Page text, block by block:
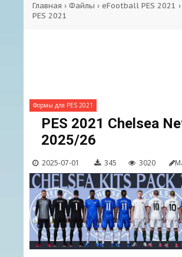
Главная › Файлы › eFootball PES 2021 ›
PES 2021
Формы для PES 2021
PES 2021 Chelsea
2025/26
2025-07-01 345 3020